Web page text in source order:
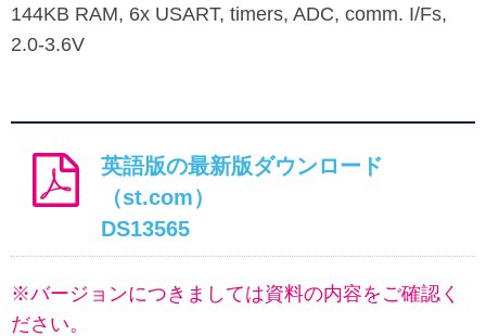
144KB RAM, 6x USART, timers, ADC, comm. I/Fs,
2.0-3.6V
英語版の最新版ダウンロード
（st.com）
DS13565
※バージョンにつきましては資料の内容をご確認く
ださい。